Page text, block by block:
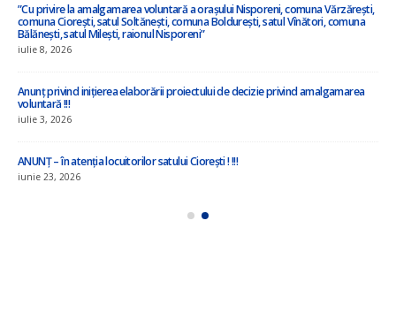
”Cu privire la amalgamarea voluntară a orașului Nisporeni, comuna Vărzărești,
comuna Ciorești, satul Soltănești, comuna Boldurești, satul Vînători, comuna
Bălănești, satul Milești, raionul Nisporeni”
iulie 8, 2026
Anunț privind inițierea elaborării proiectului de decizie privind amalgamarea
voluntară !!!
iulie 3, 2026
ANUNȚ – în atenția locuitorilor satului Ciorești ! !!!
iunie 23, 2026